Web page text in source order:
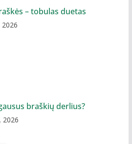
– tobulas duetas
braškių derlius?
2026